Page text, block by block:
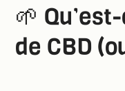
🌱
de CBD